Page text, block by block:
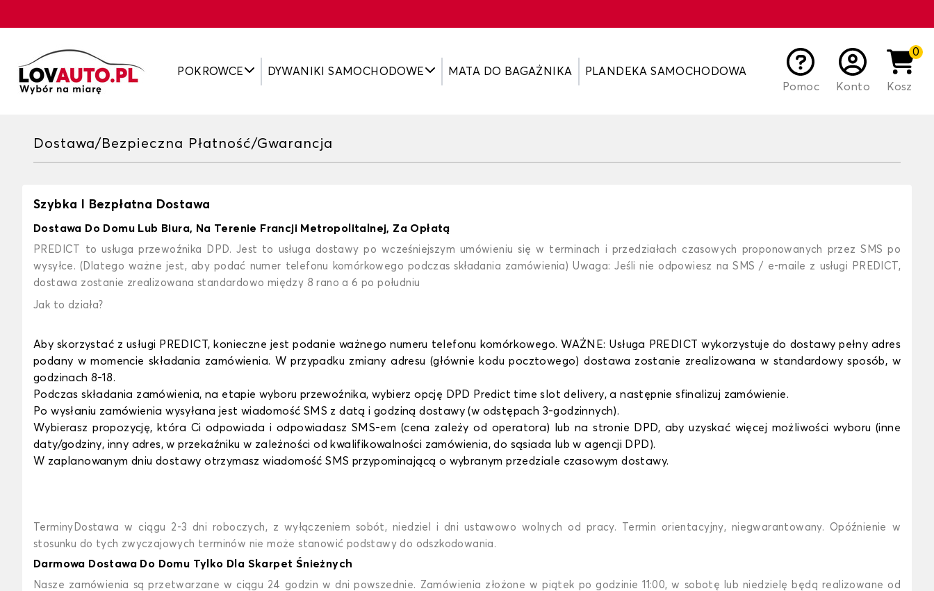
POKROWCE DYWANIKI SAMOCHODOWE MATA DO BAGAŻNIKA
PLANDEKA SAMOCHODOWA
Pomoc
Konto
0
Kosz
Dostawa/Bezpieczna Płatność/Gwarancja
Szybka I Bezpłatna Dostawa
Dostawa Do Domu Lub Biura, Na Terenie Francji Metropolitalnej, Za Opłatą
PREDICT to usługa przewoźnika DPD. Jest to usługa dostawy po wcześniejszym umówieniu się w terminach i przedziałach czasowych proponowanych przez SMS po
wysyłce. (Dlatego ważne jest, aby podać numer telefonu komórkowego podczas składania zamówienia) Uwaga: Jeśli nie odpowiesz na SMS / e-maile z usługi PREDICT,
dostawa zostanie zrealizowana standardowo między 8 rano a 6 po południu
Jak to działa?
Aby skorzystać z usługi PREDICT, konieczne jest podanie ważnego numeru telefonu komórkowego. WAŻNE: Usługa PREDICT wykorzystuje do dostawy pełny adres
podany w momencie składania zamówienia. W przypadku zmiany adresu (głównie kodu pocztowego) dostawa zostanie zrealizowana w standardowy sposób, w
godzinach 8-18.
Podczas składania zamówienia, na etapie wyboru przewoźnika, wybierz opcję DPD Predict time slot delivery, a następnie sfinalizuj zamówienie.
Po wysłaniu zamówienia wysyłana jest wiadomość SMS z datą i godziną dostawy (w odstępach 3-godzinnych).
Wybierasz propozycję, która Ci odpowiada i odpowiadasz SMS-em (cena zależy od operatora) lub na stronie DPD, aby uzyskać więcej możliwości wyboru (inne
daty/godziny, inny adres, w przekaźniku w zależności od kwalifikowalności zamówienia, do sąsiada lub w agencji DPD).
W zaplanowanym dniu dostawy otrzymasz wiadomość SMS przypominającą o wybranym przedziale czasowym dostawy.
erminy Dostawa w ciągu 2-3 dni roboczych, z wyłączeniem sobót, niedziel i dni ustawowo wolnych od pracy. Termin orientacyjny, niegwarantowany. Opóźnienie w
stosunku do tych zwyczajowych terminów nie może stanowić podstawy do odszkodowania.
Darmowa Dostawa Do Domu Tylko Dla Skarpet Śnieżnych
Nasze zamówienia są przetwarzane w ciągu 24 godzin w dni powszednie. Zamówienia złożone w piątek po godzinie 11:00, w sobotę lub niedzielę będą realizowane od